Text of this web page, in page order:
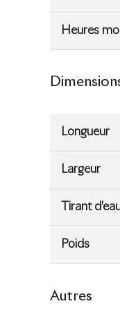
Heures
Longueur
Largeur
Tirant
Poids
Autres